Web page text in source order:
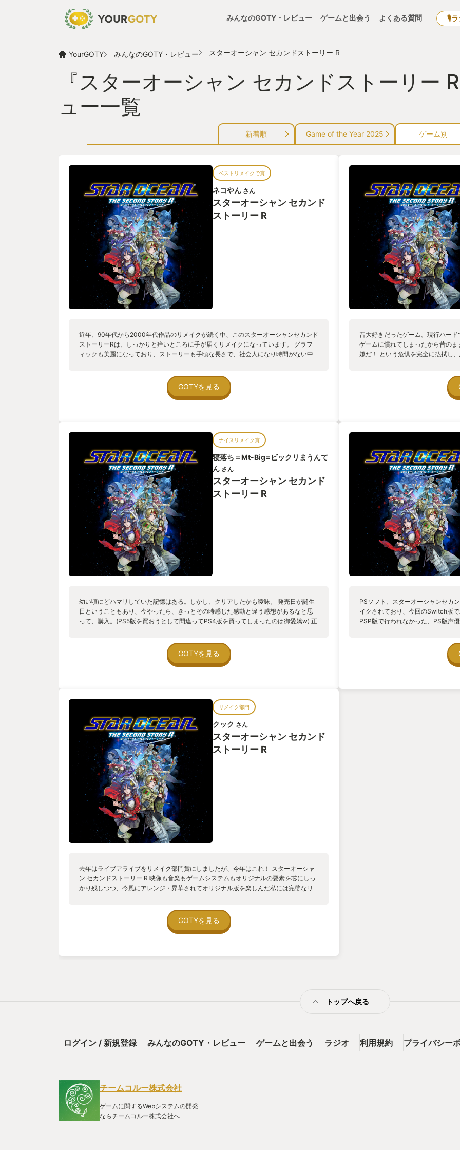
みんなのGOTY・レビュー ゲームと出会う よくある質問 🎙ラ
YourGOTY みんなのGOTY・レビュー スターオーシャン セカンドストーリー R
『スターオーシャン セカンドストーリー
ュー一覧
新着順 Game of the Year 2025 ゲーム別
ベストリメイクで賞
ネコやん さん
スターオーシャン セカンド
ストーリー R
近年、90年代から2000年代作品のリメイクが続く中、このスターオーシャンセカンド
ストーリーRは、しっかりと痒いところに手が届くリメイクになっています。 グラフ
ィックも美麗になっており、ストーリーも手頃な長さで、社会人になり時間がない中
にあったプレイを自分で選択できるようになっています。 キャラクターたちも個性的
で、しっかりと個が立っており、掛け合いを見ているだけでも面白い作品です。 your
GOTYを見る
昔大好きだったゲーム。現行ハー
ゲームに慣れてしまったから昔の
嫌だ！ という危惧を完全に払拭し
ターご自身がリアレンジ。グラフ
兼ね備えた、なんとも豪華な、初
ーのコンセプト。ストーリーも決し
ナイスリメイク賞
寝落ち＝Mt-Big=ビックリまうんて
ん さん
スターオーシャン セカンド
ストーリー R
幼い頃にどハマリしていた記憶はある。しかし、クリアしたかも曖昧。 発売日が誕生
日ということもあり、今やったら、きっとその時感じた感動と違う感想があるなと思
って、購入。(PS5版を買おうとして間違ってPS4版を買ってしまったのは御愛嬌w) 正
GOTYを見る
PSソフト、スターオーシャンセカ
イクされており、今回のSwitch版
PSP版で行われなかった、PS版声
いう見方があった。 そのため、25
た。 年月を考えると、（私の知る
の要素は、ゲーム内のシステムで
リメイク部門
クック さん
スターオーシャン セカンド
ストーリー R
去年はライブアライブをリメイク部門賞にしましたが、今年はこれ！ スターオーシャ
ン セカンドストーリー R 映像も音楽もゲームシステムもオリジナルの要素を芯にしっ
かり残しつつ、今風にアレンジ・昇華されてオリジナル版を楽しんだ私には完璧なリ
す。 正規のシステムでバランスを崩せるのがスターオーシャンの醍醐味の１つ。イレ
ギュラーな急速成長で敵を瞬殺しつつもラストダンジョンではしっかり歯ごたえを感
みたい方は是非！
GOTYを見る
トップへ戻る
ログイン / 新規登録 みんなのGOTY・レビュー ゲームと出会う ラジオ 利用規約 プライバシー
チームコルー株式会社
ゲームに関するWebシステムの開発
ならチームコルー株式会社へ